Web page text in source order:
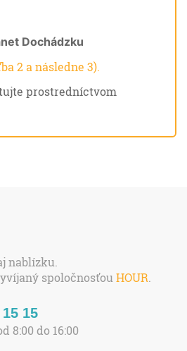
Dochádzku
2 a následne 3).
prostredníctvom
nablízku.
spoločnosťou HOUR.
15
8:00 do 16:00